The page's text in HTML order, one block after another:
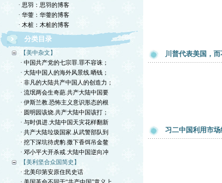
· 思羽：思羽的博客
· 华蓥：华蓥的博客
· 木桩：木桩的博客
分类目录
【美中杂文】
· 中国共产党的七宗罪.罪不容诛；
· 大陆中国人的海外风景线.晒钱；
· 非凡的大陆共产中国人的创造力；
· 流氓两会生奇葩.共产大陆中国要
· 伊斯兰教.恐怖主义意识形态的根
· 圆明园该烧.共产大陆中国该打；
· 与时俱进.大陆中国天灾花样翻新
· 共产大陆垃圾国家.从武警部队到
· 挖下深坑待虎豹.撒下香饵吊金鳌
· 邓小平大开杀戒.大陆中国逆向冲
【美利坚合众国简史】
· 北美印第安原住民史话
川普代表美国，
习二中国利用市